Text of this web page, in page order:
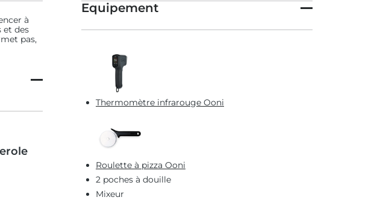
à
et des
pas,
Equipement
Thermomètre infrarouge Ooni
Roulette à pizza Ooni
2 poches à douille
Mixeur